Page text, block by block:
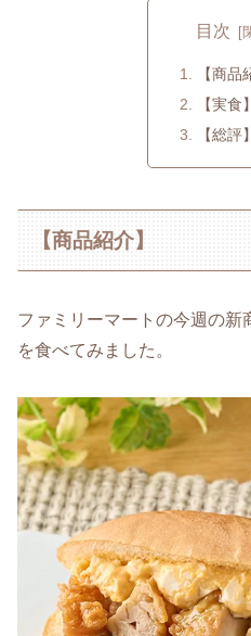
目次
【商品
【実食】
【総評】
【商品紹介】
ファミリーマートの今週の新
を食べてみました。